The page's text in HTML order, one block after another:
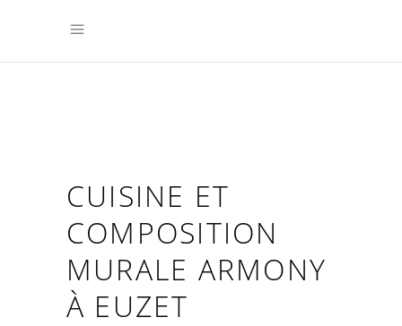
CUISINE ET
COMPOSITION
MURALE ARMONY
À EUZET